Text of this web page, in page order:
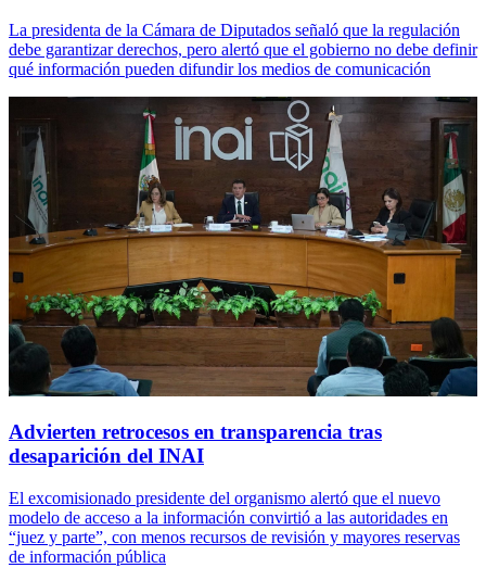
La presidenta de la Cámara de Diputados señaló que la regulación
debe garantizar derechos, pero alertó que el gobierno no debe definir
qué información pueden difundir los medios de comunicación
Advierten retrocesos en transparencia tras
desaparición del INAI
El excomisionado presidente del organismo alertó que el nuevo
modelo de acceso a la información convirtió a las autoridades en
“juez y parte”, con menos recursos de revisión y mayores reservas
de información pública